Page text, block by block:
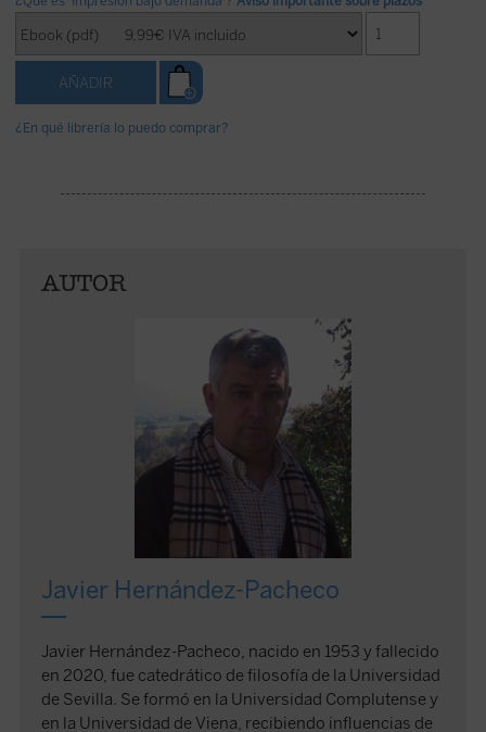
¿En qué librería lo puedo comprar?
AUTOR
Javier Hernández-Pacheco
Javier Hernández-Pacheco, nacido en 1953 y fallecido
en 2020, fue catedrático de filosofía de la Universidad
de Sevilla. Se formó en la Universidad Complutense y
en la Universidad de Viena, recibiendo influencias de